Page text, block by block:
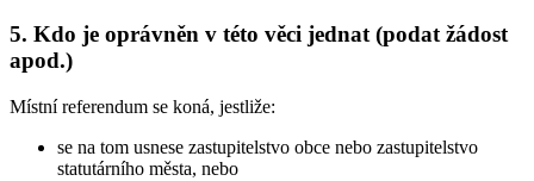
5. Kdo je oprávněn v této věci jednat (podat žádost
apod.)
Místní referendum se koná, jestliže:
se na tom usnese zastupitelstvo obce nebo zastupitelstvo
statutárního města, nebo